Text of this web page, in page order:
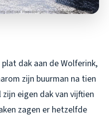
dak aan de Wolferink,
zijn buurman na tien
eigen dak van vijftien
zagen er hetzelfde